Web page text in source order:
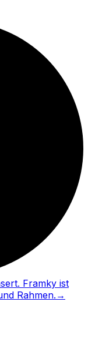
Framky ist
Rahmen. →